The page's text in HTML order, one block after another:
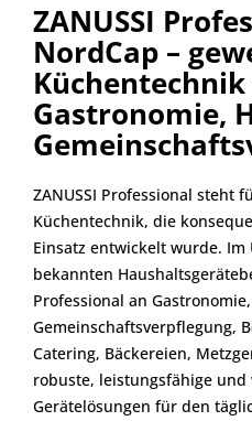
ZANUSSI
NordCap –
Gastronomie,
ZANUSSI Professional steht
Küchentechnik, die
Einsatz entwickelt wurde. Im
bekannten
Professional an
Gemeinschaftsverpflegung,
Catering, Bäckereien,
robuste, leistungsfähige
Gerätelösungen für den